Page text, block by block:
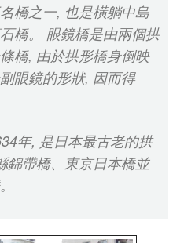
橋之一, 也是橫躺中島
橋。 眼鏡橋是由兩個拱
橋, 由於拱形橋身倒映
眼鏡的形狀, 因而得
年, 是日本最古老的拱
錦帶橋、東京日本橋並